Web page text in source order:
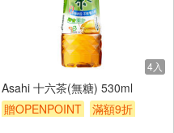
4入
Asahi 十六茶(無糖) 530ml
贈OPENPOINT
滿額9折